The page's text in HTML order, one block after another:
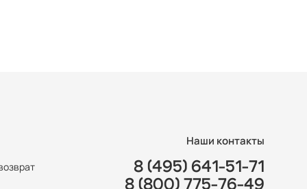
Наши контакты
8 (495) 641-51-71
8 (800) 775-76-49